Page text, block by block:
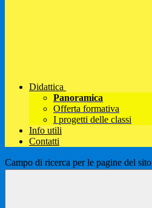
Didattica
Panoramica
Offerta formativa
I progetti delle classi
Info utili
Contatti
Campo di ricerca per le pagine del sito